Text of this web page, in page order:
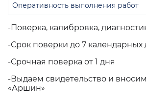
-Поверка, калибровка,
-Срок поверки до 7 календарных
-Срочная поверка от 1 дня
-Выдаем свидетельство и
«Аршин»
Оперативность выполнения работ